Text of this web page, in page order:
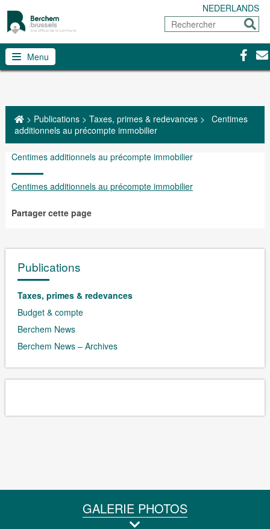
NEDERLANDS
Rechercher
Menu
> Publications> Taxes, primes & redevances> Centimes
additionnels au précompte immobilier
Centimes additionnels au précompte immobilier
Centimes additionnels au précompte immobilier
Partager cette page
Publications
Taxes, primes & redevances
Budget & compte
Berchem News
Berchem News – Archives
GALERIE PHOTOS